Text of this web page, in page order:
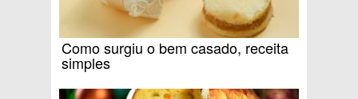
Como surgiu o bem casado, receita
simples